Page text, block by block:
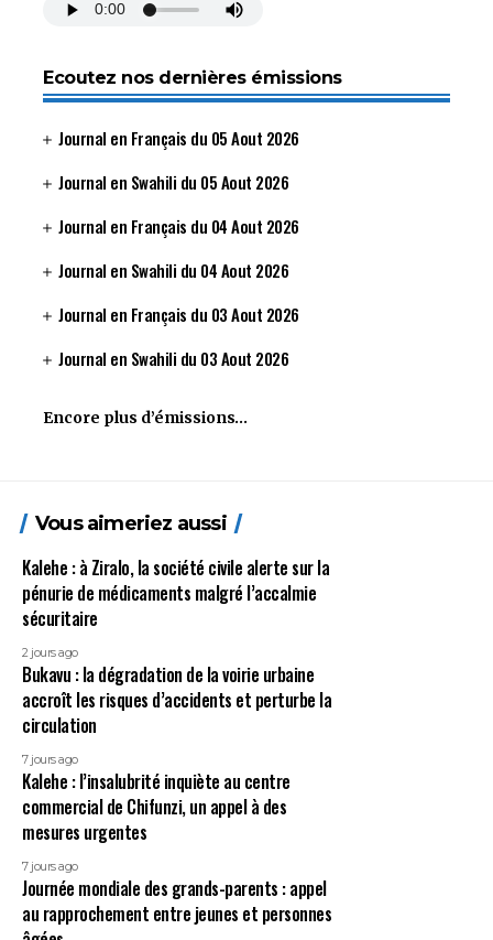
Ecoutez nos dernières émissions
Journal en Français du 05 Aout 2026
Journal en Swahili du 05 Aout 2026
Journal en Français du 04 Aout 2026
Journal en Swahili du 04 Aout 2026
Journal en Français du 03 Aout 2026
Journal en Swahili du 03 Aout 2026
Encore plus d’émissions…
Vous aimeriez aussi
Kalehe : à Ziralo, la société civile alerte sur la
pénurie de médicaments malgré l’accalmie
sécuritaire
2 jours ago
Bukavu : la dégradation de la voirie urbaine
accroît les risques d’accidents et perturbe la
circulation
7 jours ago
Kalehe : l’insalubrité inquiète au centre
commercial de Chifunzi, un appel à des
mesures urgentes
7 jours ago
Journée mondiale des grands-parents : appel
au rapprochement entre jeunes et personnes